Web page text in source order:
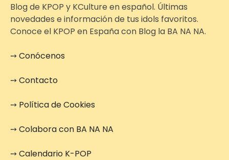
Blog de KPOP y KCulture en español. Últimas
novedades e información de tus idols favoritos.
Conoce el KPOP en España con Blog la BA NA NA.
➙Conócenos
➙Contacto
➙ Política de Cookies
➙Colabora con BA NA NA
➙Calendario K-POP